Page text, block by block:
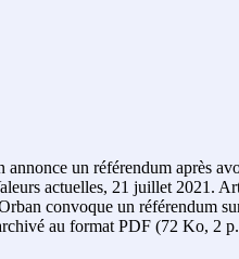
un référendum après
actuelles, 21 juillet 2021.
convoque un référendum
au format PDF (72 Ko, 2